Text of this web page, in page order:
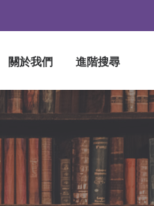
關於我們 進階搜尋